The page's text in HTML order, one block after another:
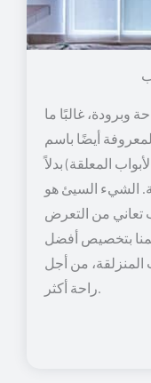
وبرودة، غالبًا ما
أيضًا باسم
المعلقة) بدلاً
الشيء السيئ هو
تعاني من التعرض
بتخصيص أفضل
المنزلقة، من أجل
راحة أكثر.